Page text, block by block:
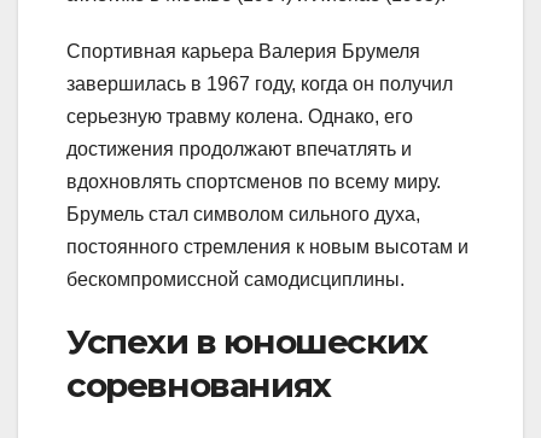
Спортивная карьера Валерия Брумеля
завершилась в 1967 году, когда он получил
серьезную травму колена. Однако, его
достижения продолжают впечатлять и
вдохновлять спортсменов по всему миру.
Брумель стал символом сильного духа,
постоянного стремления к новым высотам и
бескомпромиссной самодисциплины.
Успехи в юношеских
соревнованиях